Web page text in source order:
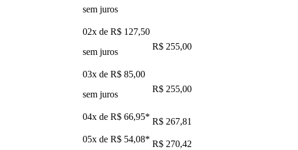
sem juros
02x de R$ 127,50
sem juros
R$ 255,00
03x de R$ 85,00
sem juros
R$ 255,00
04x de R$ 66,95* R$ 267,81
05x de R$ 54,08* R$ 270,42